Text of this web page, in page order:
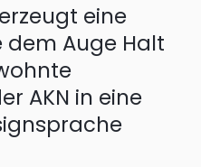
eine
dem Auge Halt
AKN in eine